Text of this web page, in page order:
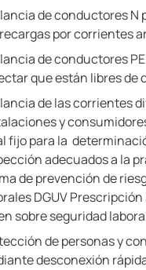
de conductores N
por corrientes
de conductores PE
que están libres de
de las corrientes
y
fijo para la
adecuados a la
de prevención de
DGUV Prescripción
sobre seguridad
de personas y
desconexión